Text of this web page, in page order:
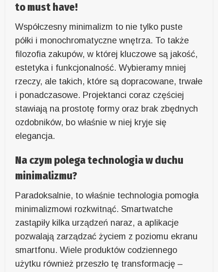
to must have!
Współczesny minimalizm to nie tylko puste
półki i monochromatyczne wnętrza. To także
filozofia zakupów, w której kluczowe są jakość,
estetyka i funkcjonalność. Wybieramy mniej
rzeczy, ale takich, które są dopracowane, trwałe
i ponadczasowe. Projektanci coraz częściej
stawiają na prostotę formy oraz brak zbędnych
ozdobników, bo właśnie w niej kryje się
elegancja.
Na czym polega technologia w duchu
minimalizmu?
Paradoksalnie, to właśnie technologia pomogła
minimalizmowi rozkwitnąć. Smartwatche
zastąpiły kilka urządzeń naraz, a aplikacje
pozwalają zarządzać życiem z poziomu ekranu
smartfonu. Wiele produktów codziennego
użytku również przeszło tę transformację –